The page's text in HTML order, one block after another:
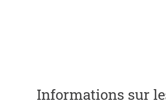
Informations sur